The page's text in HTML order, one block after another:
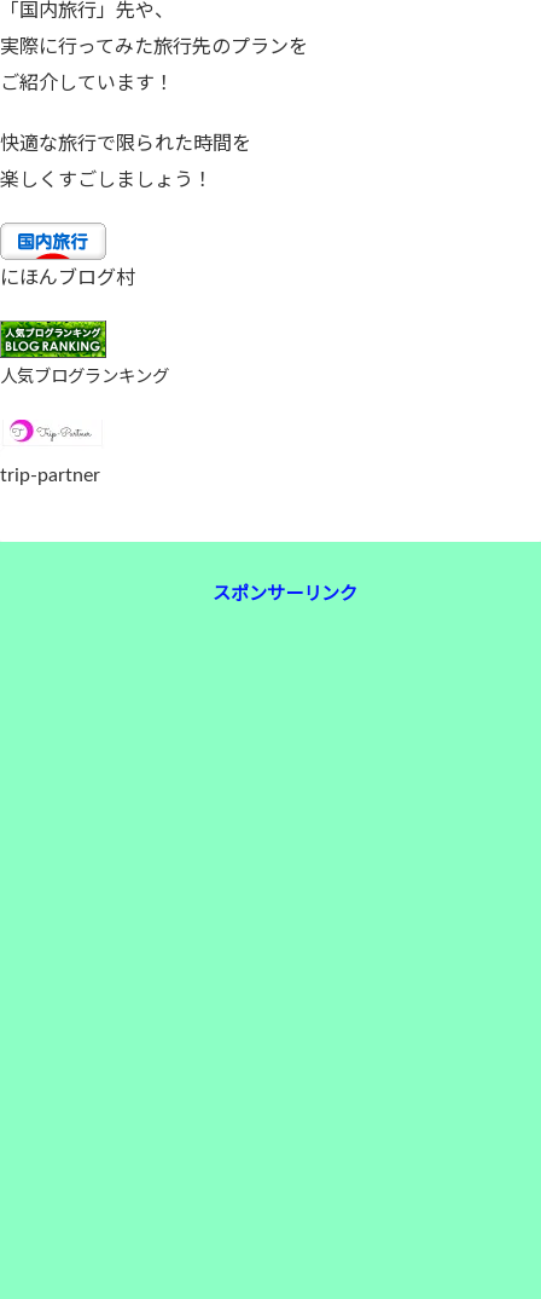
「国内旅行」先や、
実際に行ってみた旅行先のプランを
ご紹介しています！
快適な旅行で限られた時間を
楽しくすごしましょう！
にほんブログ村
人気ブログランキング
trip-partner
スポンサーリンク